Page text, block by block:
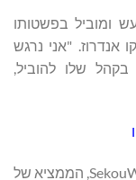
ומוביל בפשטותו
אנדרוז. "אני נרגש
שלו להוביל,
סקו אנדרוז הוא המייסד/מנכ"ל של SekouWorld, Inc, הממציא של